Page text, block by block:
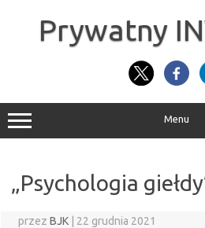
Prywatny
Menu
„Psychologia
przez BJK 22 grudnia 2021